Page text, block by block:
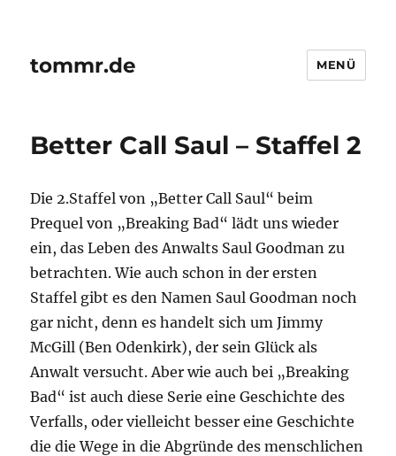
tommr.de MENÜ
Better Call Saul – Staffel 2
Die 2.Staffel von „Better Call Saul“ beim
Prequel von „Breaking Bad“ lädt uns wieder
ein, das Leben des Anwalts Saul Goodman zu
betrachten. Wie auch schon in der ersten
Staffel gibt es den Namen Saul Goodman noch
gar nicht, denn es handelt sich um Jimmy
McGill (Ben Odenkirk), der sein Glück als
Anwalt versucht. Aber wie auch bei „Breaking
Bad“ ist auch diese Serie eine Geschichte des
Verfalls, oder vielleicht besser eine Geschichte
die die Wege in die Abgründe des menschlichen